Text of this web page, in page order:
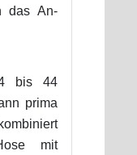
das An-
bis 44
prima
mit